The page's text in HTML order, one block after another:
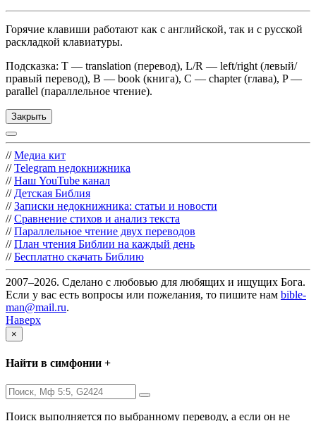
Горячие клавиши работают как с английской, так и с русской
раскладкой клавиатуры.
Подсказка: T — translation (перевод), L/R — left/right (левый/
правый перевод), B — book (книга), C — chapter (глава), P —
parallel (параллельное чтение).
Закрыть
// Медиа кит
// Telegram недокнижника
// Наш YouTube канал
// Детская Библия
// Записки недокнижника: статьи и новости
// Сравнение стихов и анализ текста
// Параллельное чтение двух переводов
// План чтения Библии на каждый день
// Бесплатно скачать Библию
2007–2026. Сделано с любовью для любящих и ищущих Бога.
Если у вас есть вопросы или пожелания, то пишите нам bible-
man@mail.ru.
Наверх
×
Найти в симфонии +
Поиск выполняется по выбранному переводу, а если он не